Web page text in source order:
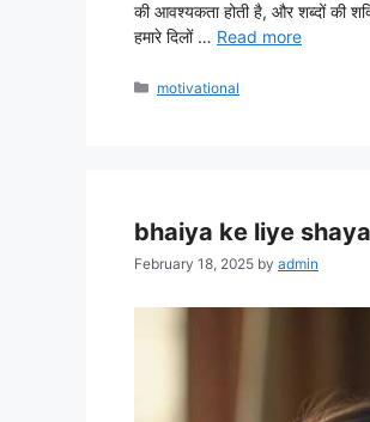
की आवश्यकता होती है, और शब्दों की
हमारे दिलों … Read more
Categories
motivational
bhaiya ke liye
February 18, 2025 by admin